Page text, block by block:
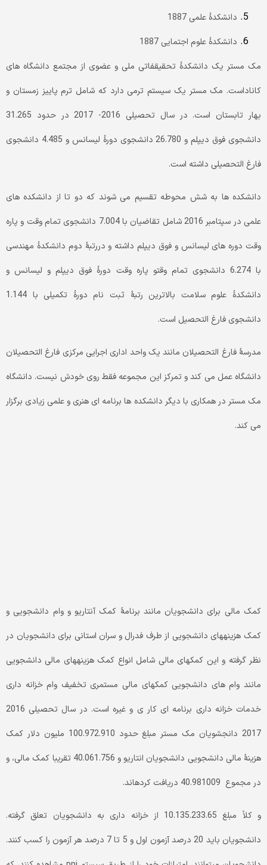
دانشکدۀ علمی 1887
دانشکدۀ علوم اجتمایی 1887
مک مستر یک دانشکدۀ تحقیقفاتی ملی و عضوی از مجتمع دانشگاه های
کاناداست. مک مستر یک سیستم ترمی دارد که شامل ترم پاییز زمستان و
بهار تابستان است. در سال تحصیلی 2016- 2017 در حدود 31.265
دانشجوی فوق دیپلم و 26.780 دانشجوی دورۀ لیسانس و 4.485 دانشجوی
فارغ التحصیلی داشته است.
دانشکده ها به شش محوطه تقسیم می شوند که دو تا از دانشکده های
علمی در سپتامبر 2016 شامل تقاضیان با 7.004 دانشجوی تمام وقت و پاره
وقت دوره های لیسانس و فوق دیپلم داشته و دررتبۀ دوم دانشکدۀ مهندسی
با 6.274 دانشجوی تمام وقتو پاره وقت دورۀ فوق دیپلم و لیسانس و
دانشکدۀ علوم سلامت بالاترین رتبۀ ثبت نام دورۀ تکمیلی با 1.144
دانشجوی فارغ التحصیل است.
مدرسۀ فارغ التحصیلان مانند یک واحد اداری اجرایی مرکزی فارغ التحصیلان
دانشگاه عمل می کند و تمرکز این مجموعه فقط روی خودش نیست. دانشگاه
مک مستر در همکاری با دیگر دانشکده ها برنامه ای هنری و علمی زیادی برگزار
می کند.
کمک مالی برای دانشجویان مانند برنامۀ کمک آنتاریو و وام دانشجویی و
کمک هزینه­های دانشجویی از طرف فدرال و سران استانی برای دانشجویان در
نظر گرفته و این کمک­های مالی شامل انواع کمک هزینه­های مالی دانشجویی
مانند وام های دانشجویی کمک­های مالی مستمری تخفیف وام خزانه داری
خدمات خزانه داری برنامه ای کار ی و غیره است. در سال تحصیلی 2016
2017 دانجشویان مک مستر مبلغ حدود 100.972.910 ملیون دلار کمک
هزینۀ مالی دانشجویی دانشجویان انتاریو و 40.061.756 تقریبا کمک مالی، و
در مجموع 40.981009 دریافت کرده­اند.
و کلاً مبلغ 10.135.233.65 از خزانه داری به دانشجویان تعلق گرفته.
دانشجویان باید 20 درصد آزمون اول و 5 تا 7 درصد هر آزمون را کسب کنند.